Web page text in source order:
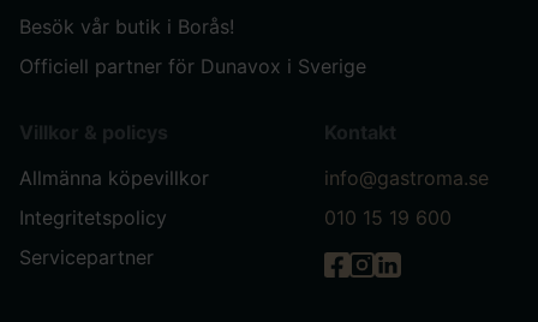
Besök vår butik i Borås!
Officiell partner för Dunavox i Sverige
Villkor & policys
Allmänna köpevillkor
Integritetspolicy
Servicepartner
Kontakt
info@gastroma.se
010 15 19 600
Gastróma på Facebook
Gastróma på
Gastróma på